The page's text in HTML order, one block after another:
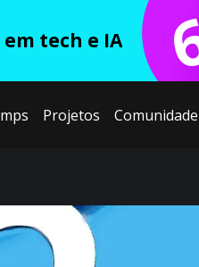
em tech e IA
Projetos Comunidade